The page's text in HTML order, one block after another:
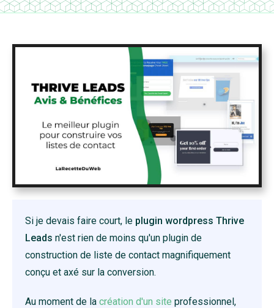
Si je devais faire court, le plugin wordpress Thrive
Leads n'est rien de moins qu'un plugin de
construction de liste de contact magnifiquement
conçu et axé sur la conversion.
Au moment de la création d'un site professionnel,